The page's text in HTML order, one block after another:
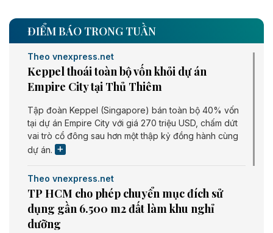
ĐIỂM BÁO TRONG TUẦN
Theo vnexpress.net
Keppel thoái toàn bộ vốn khỏi dự án
Empire City tại Thủ Thiêm
Tập đoàn Keppel (Singapore) bán toàn bộ 40% vốn
tại dự án Empire City với giá 270 triệu USD, chấm dứt
vai trò cổ đông sau hơn một thập kỷ đồng hành cùng
dự án.
Theo vnexpress.net
TP HCM cho phép chuyển mục đích sử
dụng gần 6.500 m2 đất làm khu nghỉ
dưỡng